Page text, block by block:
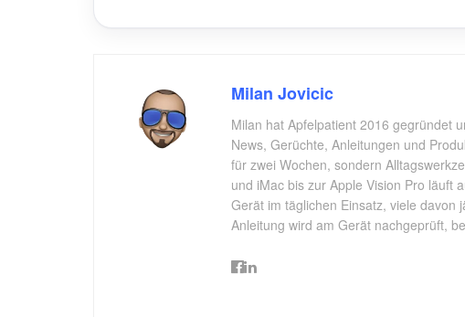
Milan Jovicic
Milan hat Apfelpatient 2016 gegründet
News, Gerüchte, Anleitungen und
für zwei Wochen, sondern
und iMac bis zur Apple Vision Pro läuft
Gerät im täglichen Einsatz, viele
Anleitung wird am Gerät nachgeprüft,